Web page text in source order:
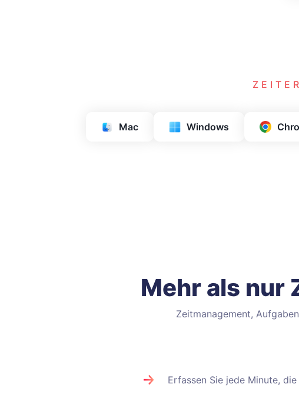
Mac Windows
Mehr als nur
Zeitmanagement,
Erfassen Sie jede Minute,